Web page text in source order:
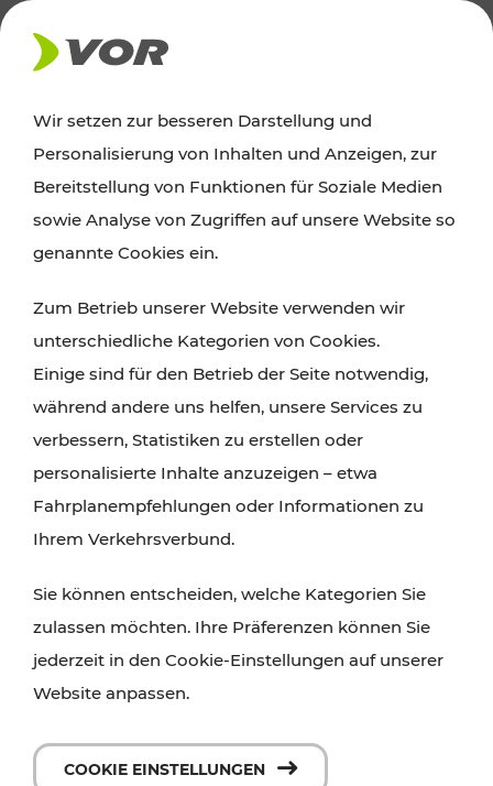
AKTUELLES
Ausflugstipps
Wien, Niederösterreich und das Burgenland
Wanderungen, Kultur und Gastronomie,
Radtouren oder purer Naturgenuss – viele
Attraktionen sind mit den Ticket- und Fahrplan-
Angeboten des VOR gut und schnell erreichbar.
Wir setzen zur besseren Darstellung und
Personalisierung von Inhalten und Anzeigen, zur
Bereitstellung von Funktionen für Soziale Medien
sowie Analyse von Zugriffen auf unsere Website so
genannte Cookies ein.
Zum Betrieb unserer Website verwenden wir
unterschiedliche Kategorien von Cookies.
Einige sind für den Betrieb der Seite notwendig,
während andere uns helfen, unsere Services zu
verbessern, Statistiken zu erstellen oder
personalisierte Inhalte anzuzeigen – etwa
Fahrplanempfehlungen oder Informationen zu
Ihrem Verkehrsverbund.
Sie können entscheiden, welche Kategorien Sie
zulassen möchten. Ihre Präferenzen können Sie
jederzeit in den Cookie-Einstellungen auf unserer
Website anpassen.
COOKIE EINSTELLUNGEN